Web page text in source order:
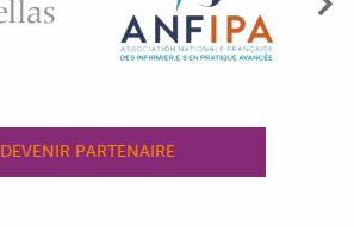
DEVENIR PARTENAIRE